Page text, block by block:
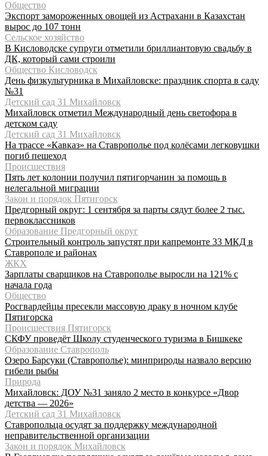
Общество
Экспорт замороженных овощей из Астрахани в Казахстан
вырос до 107 тонн
Сельское хозяйство
В Кисловодске супруги отметили бриллиантовую свадьбу в
ДК, который сами строили
Общество Кисловодск
День физкультурника в Михайловске: праздник спорта в саду
№31
Детский сад 31 Михайловск
Михайловск отметил Международный день светофора в
детском саду
Детский сад 31 Михайловск
На трассе «Кавказ» на Ставрополье под колёсами легковушки
погиб пешеход
Происшествия
Пять лет колонии получил пятигорчанин за помощь в
нелегальной миграции
Закон и порядок Пятигорск
Предгорный округ: 1 сентября за парты сядут более 2 тыс.
первоклассников
Образование Предгорный округ
Строительный контроль запустят при капремонте 33 МКД в
Ставрополе и районах
ЖКХ
Зарплаты сварщиков на Ставрополье выросли на 121% с
начала года
Общество
Росгвардейцы пресекли массовую драку в ночном клубе
Пятигорска
Происшествия Пятигорск
СКФУ проведёт Школу студенческого туризма в Бишкеке
Образование Ставрополь
Озеро Барсуки (Ставрополье): минприроды назвало версию
гибели рыбы
Природа
Михайловск: ДОУ №31 заняло 2 место в конкурсе «Двор
детства — 2026»
Детский сад 31 Михайловск
Ставропольца осудят за поддержку международной
неправительственной организации
Закон и порядок Михайловск